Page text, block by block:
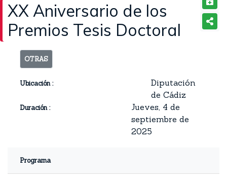
XX Aniversario de los
Premios Tesis Doctoral
OTRAS
Ubicación :
Diputación
de Cádiz
Duración :
Jueves, 4 de
septiembre de
2025
Programa